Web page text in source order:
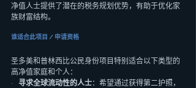
净值人士提供了潜在的税务规划优势，有助于优化家
族财富结构。
谁适合此项目 / 申请资格
圣多美和普林西比公民身份项目特别适合以下类型的
高净值家庭和个人：
· 寻求全球流动性的人士：希望通过获得第二护照，